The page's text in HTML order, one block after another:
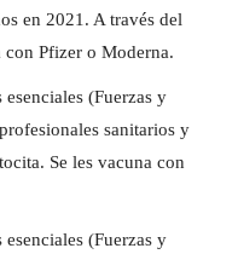
en 2021. A través del
con Pfizer o Moderna.
(Fuerzas y
sanitarios y
Se les vacuna con
(Fuerzas y